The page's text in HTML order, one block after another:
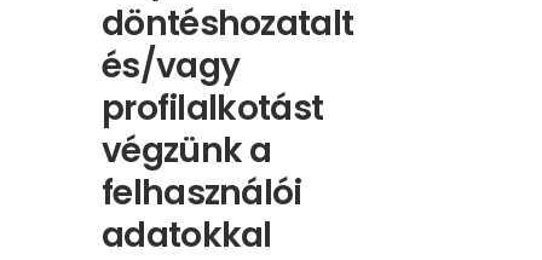
döntéshozatalt
és/vagy
profilalkotást
végzünk a
felhasználói
adatokkal